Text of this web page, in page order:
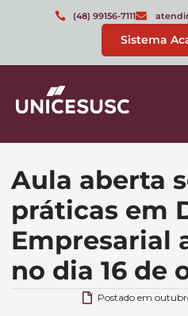
(48) 99156-7111
Sistema
Aula aberta
práticas em
Empresarial
no dia 16 de
Postado em